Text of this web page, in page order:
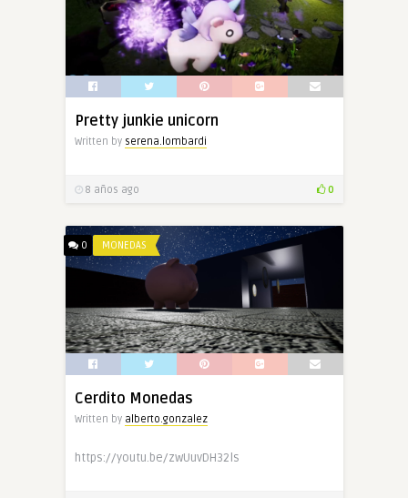
Pretty junkie unicorn
Written by serena.lombardi
8 años ago 0
0 MONEDAS
Cerdito Monedas
Written by alberto.gonzalez
https://youtu.be/zwUuvDH32ls